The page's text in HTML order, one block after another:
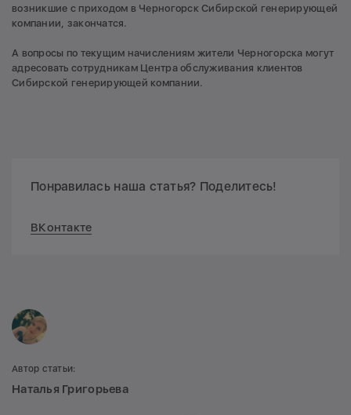
возникшие с приходом в Черногорск Сибирской генерирующей
компании, закончатся.
А вопросы по текущим начислениям жители Черногорска могут
адресовать сотрудникам Центра обслуживания клиентов
Сибирской генерирующей компании.
Понравилась наша статья? Поделитесь!
ВКонтакте
Автор статьи:
Наталья Григорьева